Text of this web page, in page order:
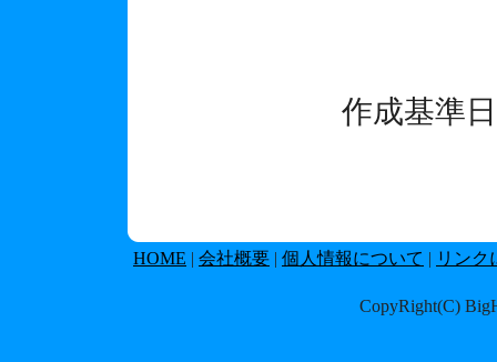
作成基準
HOME | 会社概要 | 個人情報について | リンク
CopyRight(C)